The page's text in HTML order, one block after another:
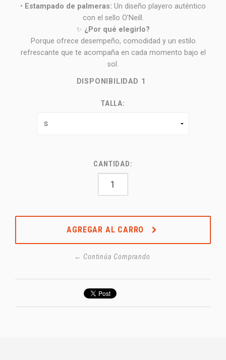
• Estampado de palmeras: Un diseño playero auténtico
con el sello O’Neill.
✨ ¿Por qué elegirlo?
Porque ofrece desempeño, comodidad y un estilo
refrescante que te acompaña en cada momento bajo el
sol.
DISPONIBILIDAD 1
TALLA:
CANTIDAD:
AGREGAR AL CARRO
← Continúa Comprando